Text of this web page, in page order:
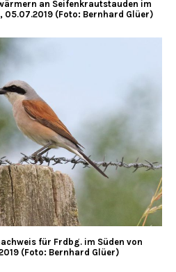
an Seifenkrautstauden im
05.07.2019 (Foto: Bernhard Glüer)
für Frdbg. im Süden von
(Foto: Bernhard Glüer)